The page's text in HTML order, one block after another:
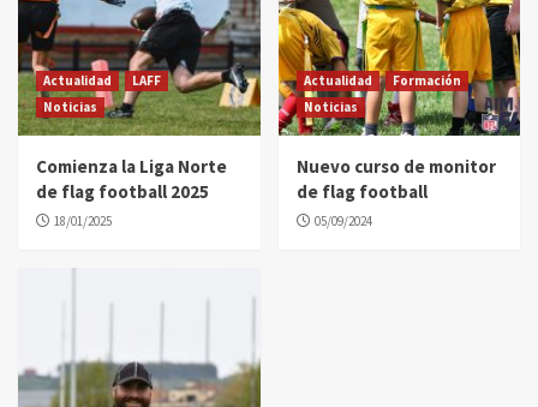
Actualidad
LAFF
Noticias
Comienza la Liga Norte
de flag football 2025
18/01/2025
Actualidad
Formación
Noticias
Nuevo curso de monitor
de flag football
05/09/2024